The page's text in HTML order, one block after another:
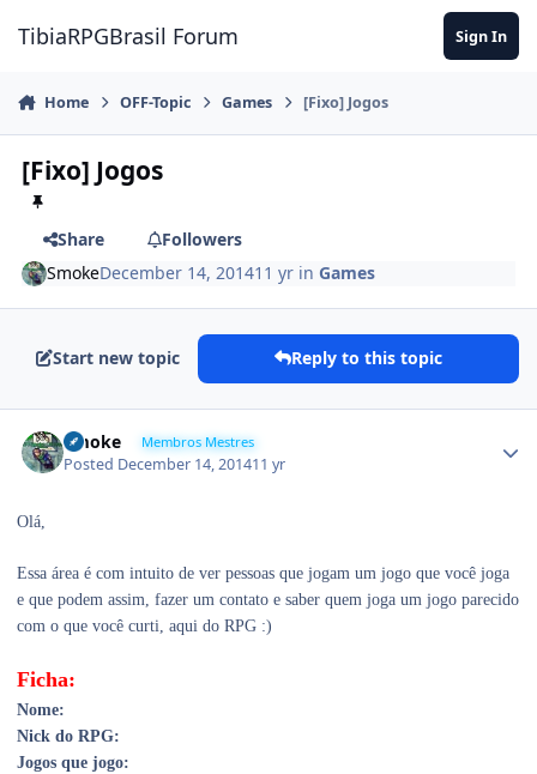
TibiaRPGBrasil Forum Sign In
Home OFF-Topic Games [Fixo] Jogos
[Fixo] Jogos
Share
Followers
SmokeDecember 14, 201411 yr inGames
Start new topic Reply to this topic
Smoke Membros Mestres
Posted December 14, 201411 yr
Olá,
Essa área é com intuito de ver pessoas que jogam um jogo que você joga
e que podem assim, fazer um contato e saber quem joga um jogo parecido
com o que você curti, aqui do RPG :)
Ficha:
Nome:
Nick do RPG:
Jogos que jogo: